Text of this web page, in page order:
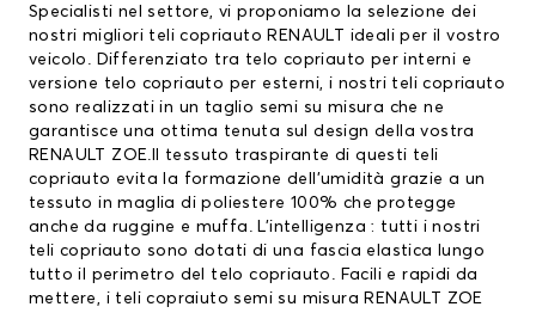
Specialisti nel settore, vi proponiamo la selezione dei
nostri migliori teli copriauto RENAULT ideali per il vostro
veicolo. Differenziato tra telo copriauto per interni e
versione telo copriauto per esterni, i nostri teli copriauto
sono realizzati in un taglio semi su misura che ne
garantisce una ottima tenuta sul design della vostra
RENAULT ZOE.Il tessuto traspirante di questi teli
copriauto evita la formazione dell’umidità grazie a un
tessuto in maglia di poliestere 100% che protegge
anche da ruggine e muffa. L’intelligenza : tutti i nostri
teli copriauto sono dotati di una fascia elastica lungo
tutto il perimetro del telo copriauto. Facili e rapidi da
mettere, i teli copraiuto semi su misura RENAULT ZOE